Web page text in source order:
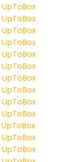
UpToBox
UpToBox
UpToBox
UpToBox
UpToBox
UpToBox
UpToBox
UpToBox
UpToBox
UpToBox
UpToBox
UpToBox
UpToBox